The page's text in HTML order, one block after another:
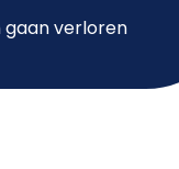
gaan verloren